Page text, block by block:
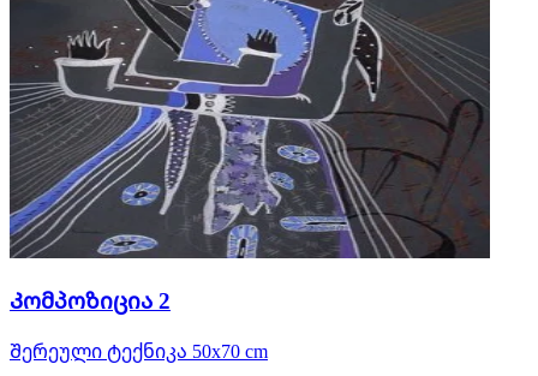
Კომპოზიცია 2
Შერეული ტექნიკა 50x70 cm